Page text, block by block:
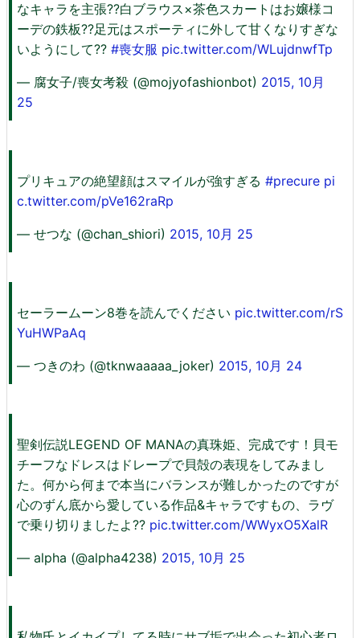
なキャラを主張??白ブラウス×茶色スカートはお嬢様コ
ーデの鉄板??足元はスポーティに外して甘くなりすぎな
いようにして?? #喪女服 pic.twitter.com/WLujdnwfTp
— 腐女子/喪女考殺 (@mojyofashionbot) 2015, 10月
25
プリキュアの絶望顔はスマイルが強すぎる #precure pi
c.twitter.com/pVe162raRp
— せつな (@chan_shiori) 2015, 10月 25
セーラームーン8巻を読んでください pic.twitter.com/rS
YuHWPaAq
— つきのわ (@tknwaaaaa_joker) 2015, 10月 24
聖剣伝説LEGEND OF MANAの真珠姫、完成です！貝モ
チーフなドレスはドレープで貝殻の表現をしてみまし
た。何から何まで本当にバランスが難しかったのですが
心のずん底から愛している作品&キャラですもの、ラヴ
で乗り切りましたよ?? pic.twitter.com/WWyxO5XalR
— alpha (@alpha4238) 2015, 10月 25